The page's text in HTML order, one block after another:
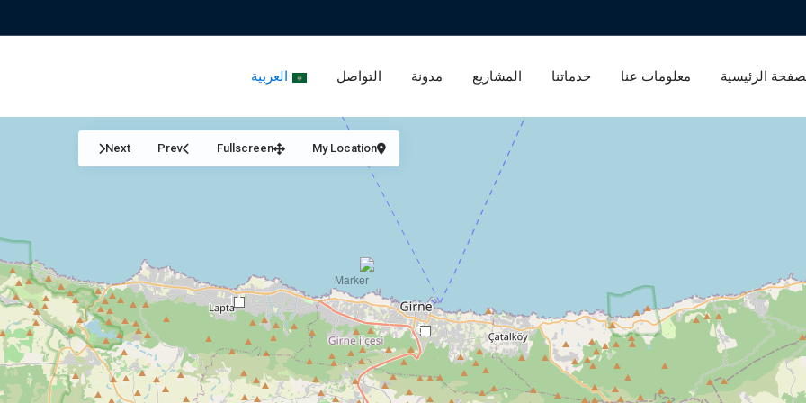
الرئيسية معلومات عنا خدماتنا المشاريع مدونة التواصل العربية
14
5
My Location
Fullscreen
Prev
Next